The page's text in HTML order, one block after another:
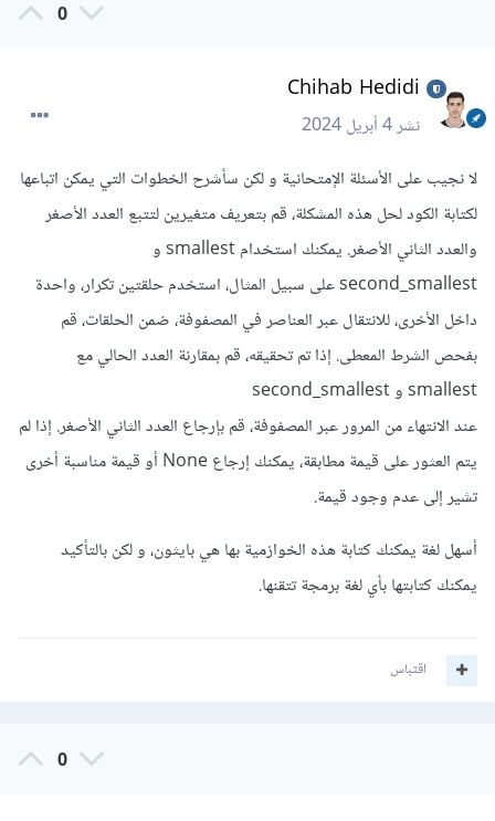
0
Chihab Hedidi
نشر4 أبريل 2024
لا نجيب على الأسئلة الإمتحانية و لكن سأشرح الخطوات التي يمكن اتباعها
لكتابة الكود لحل هذه المشكلة، قم بتعريف متغيرين لتتبع العدد الأصغر
والعدد الثاني الأصغر. يمكنك استخدام smallest و
second_smallest على سبيل المثال، استخدم حلقتين تكرار، واحدة
داخل الأخرى، للانتقال عبر العناصر في المصفوفة، ضمن الحلقات، قم
بفحص الشرط المعطى. إذا تم تحقيقه، قم بمقارنة العدد الحالي مع
smallest و second_smallest
عند الانتهاء من المرور عبر المصفوفة، قم بإرجاع العدد الثاني الأصغر. إذا لم
يتم العثور على قيمة مطابقة، يمكنك إرجاع None أو قيمة مناسبة أخرى
تشير إلى عدم وجود قيمة.
أسهل لغة يمكنك كتابة هذه الخوازمية بها هي بايثون، و لكن بالتأكيد
يمكنك كتابتها بأي لغة برمجة تتقنها.
اقتباس
0